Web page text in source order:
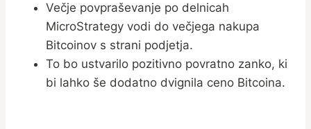
Večje povpraševanje po delnicah
MicroStrategy vodi do večjega nakupa
Bitcoinov s strani podjetja.
To bo ustvarilo pozitivno povratno zanko, ki
bi lahko še dodatno dvignila ceno Bitcoina.